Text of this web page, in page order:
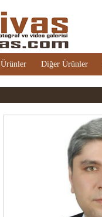
Ürünler Diğer Ürünler